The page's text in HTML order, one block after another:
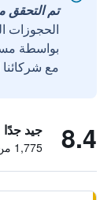
تم التحقق منه
الحجوزات
مع شركائنا
8.4 جيد جدًا
1,775 من التقييمات تم التحقق منها